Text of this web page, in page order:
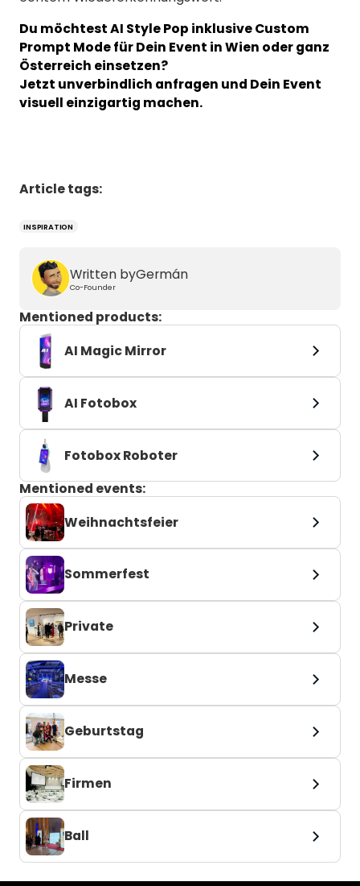
Du möchtest AI Style Pop inklusive Custom
Prompt Mode für Dein Event in Wien oder ganz
Österreich einsetzen?
Jetzt unverbindlich anfragen und Dein Event
visuell einzigartig machen.
Article tags:
INSPIRATION
Written byGermán
Co-Founder
Mentioned products:
AI Magic Mirror
AI Fotobox
Fotobox Roboter
Mentioned events:
Weihnachtsfeier
Sommerfest
Private
Messe
Geburtstag
Firmen
Ball